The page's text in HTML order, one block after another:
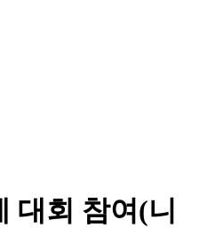
대회 참여(니